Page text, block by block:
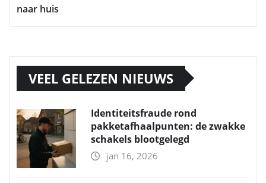
naar huis
VEEL GELEZEN NIEUWS
Identiteitsfraude rond
pakketafhaalpunten: de zwakke
schakels blootgelegd
jan 16, 2026